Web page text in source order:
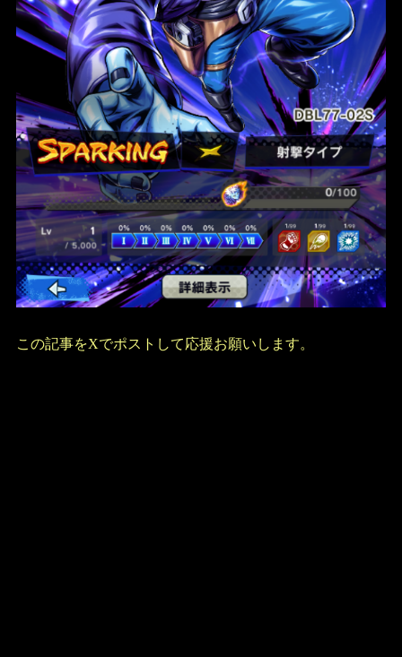
この記事をXでポストして応援お願いします。